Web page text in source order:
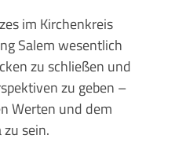
im Kirchenkreis
Salem wesentlich
zu schließen und
zu geben –
Werten und dem
sein.